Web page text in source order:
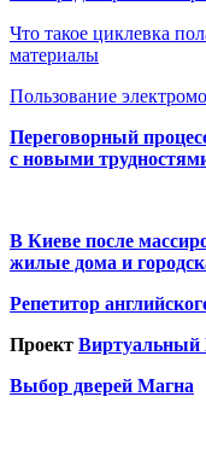
Что такое циклевка
материалы
Пользование
Переговорный
с новыми
В Киеве после
жилые дома и
Репетитор
Проект Виртуальный
Выбор дверей Магна